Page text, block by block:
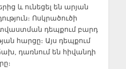
և ունեցել են արյան
Ոսկրածուծի
դեպքում բարդ
հարցը։ Այս դեպքում
դառնում են հիվանդի